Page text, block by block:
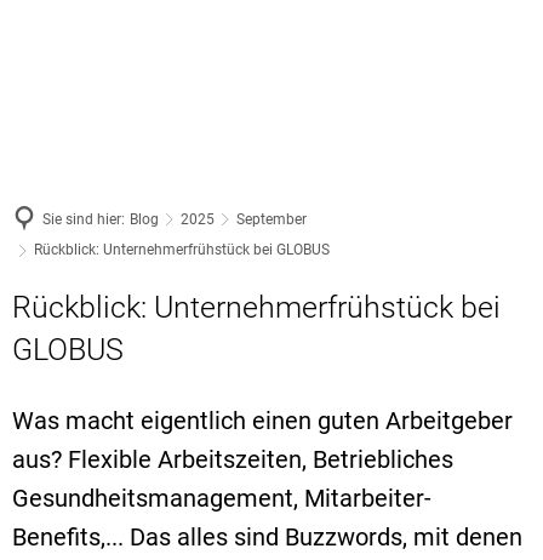
Gewerbeflächen
Unternehmensnachfolge
Weiterbildung
Coworking
Natur- und Geopark
Nachhaltigkeit
Familie & Bildung
Bürgerservice
VG
Sie sind hier: Blog 2025
September
Rückblick: Unternehmerfrühstück bei GLOBUS
Rückblick: Unternehmerfrühstück bei
GLOBUS
Was macht eigentlich einen guten Arbeitgeber
aus? Flexible Arbeitszeiten, Betriebliches
Gesundheitsmanagement, Mitarbeiter-
Benefits,... Das alles sind Buzzwords, mit denen